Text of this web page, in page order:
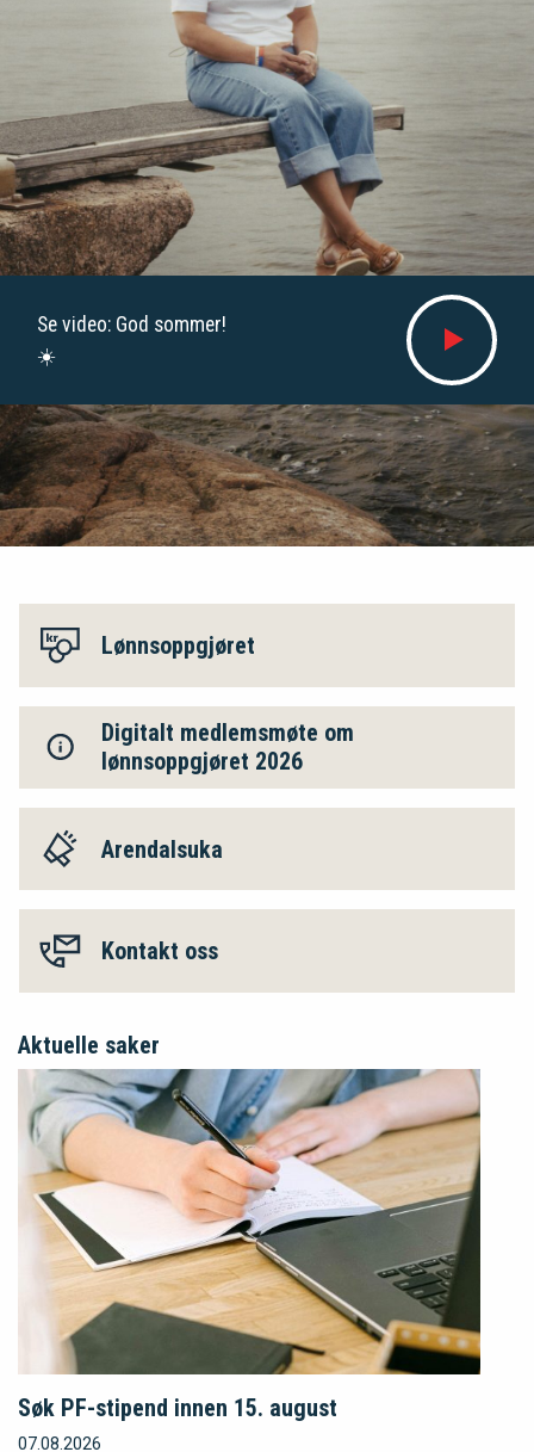
Se video: God sommer!
☀️
Lønnsoppgjøret
Digitalt medlemsmøte om
lønnsoppgjøret 2026
Arendalsuka
Kontakt oss
Aktuelle saker
Søk PF-stipend innen 15. august
07.08.2026